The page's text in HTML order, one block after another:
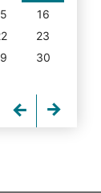
16
23
30